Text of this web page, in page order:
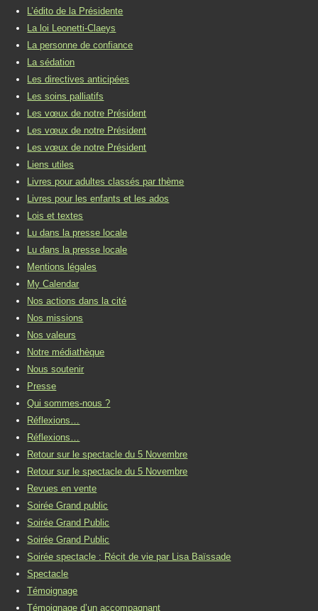
L’édito de la Présidente
La loi Leonetti-Claeys
La personne de confiance
La sédation
Les directives anticipées
Les soins palliatifs
Les vœux de notre Président
Les vœux de notre Président
Les vœux de notre Président
Liens utiles
Livres pour adultes classés par thème
Livres pour les enfants et les ados
Lois et textes
Lu dans la presse locale
Lu dans la presse locale
Mentions légales
My Calendar
Nos actions dans la cité
Nos missions
Nos valeurs
Notre médiathèque
Nous soutenir
Presse
Qui sommes-nous ?
Réflexions…
Réflexions…
Retour sur le spectacle du 5 Novembre
Retour sur le spectacle du 5 Novembre
Revues en vente
Soirée Grand public
Soirée Grand Public
Soirée Grand Public
Soirée spectacle : Récit de vie par Lisa Baïssade
Spectacle
Témoignage
Témoignage d’un accompagnant